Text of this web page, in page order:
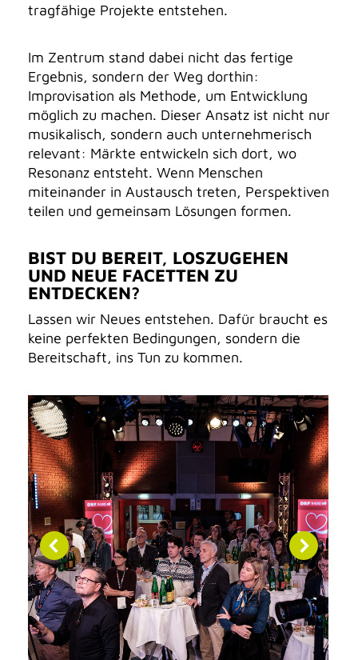
tragfähige Projekte entstehen.
Im Zentrum stand dabei nicht das fertige
Ergebnis, sondern der Weg dorthin:
Improvisation als Methode, um Entwicklung
möglich zu machen. Dieser Ansatz ist nicht nur
musikalisch, sondern auch unternehmerisch
relevant: Märkte entwickeln sich dort, wo
Resonanz entsteht. Wenn Menschen
miteinander in Austausch treten, Perspektiven
teilen und gemeinsam Lösungen formen.
BIST DU BEREIT, LOSZUGEHEN
UND NEUE FACETTEN ZU
ENTDECKEN?
Lassen wir Neues entstehen. Dafür braucht es
keine perfekten Bedingungen, sondern die
Bereitschaft, ins Tun zu kommen.